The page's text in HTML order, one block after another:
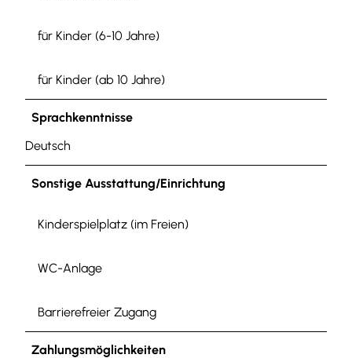
für Kinder (6-10 Jahre)
für Kinder (ab 10 Jahre)
Sprachkenntnisse
Deutsch
Sonstige Ausstattung/Einrichtung
Kinderspielplatz (im Freien)
WC-Anlage
Barrierefreier Zugang
Zahlungsmöglichkeiten